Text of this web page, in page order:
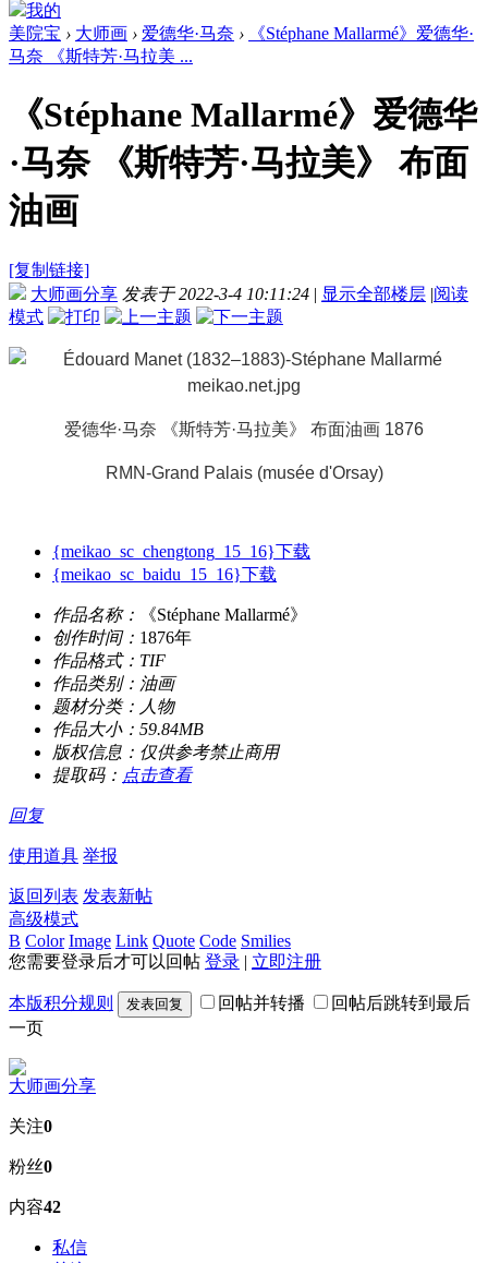
我的
美院宝 › 大师画 › 爱德华·马奈 ›
《Stéphane Mallarmé》爱德华·
马奈 《斯特芳·马拉美 ...
《Stéphane Mallarmé》爱德华
·马奈 《斯特芳·马拉美》 布面
油画
[复制链接]
大师画分享 发表于 2022-3-4 10:11:24 | 显示全部楼层 |阅读
模式
爱德华·马奈 《斯特芳·马拉美》 布面油画 1876
RMN-Grand Palais (musée d'Orsay)
{meikao_sc_chengtong_15_16}下载
{meikao_sc_baidu_15_16}下载
作品名称：
《Stéphane Mallarmé》
创作时间： 1876年
作品格式： TIF
作品类别： 油画
题材分类： 人物
作品大小： 59.84MB
版权信息： 仅供参考禁止商用
提取码： 点击查看
回复
使用道具 举报
返回列表 发表新帖
高级模式
B Color Image Link Quote Code Smilies
您需要登录后才可以回帖 登录 | 立即注册
本版积分规则 发表回复 回帖并转播
回帖后跳转到最后
一页
大师画分享
关注0
粉丝0
内容42
私信